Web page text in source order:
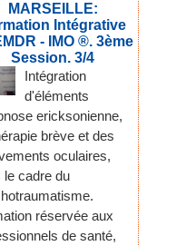
MARSEILLE:
Intégrative
- IMO ®. 3ème
Session. 3/4
Intégration
d'éléments
ericksonienne,
brève et des
oculaires,
le cadre du
réservée aux
de santé,